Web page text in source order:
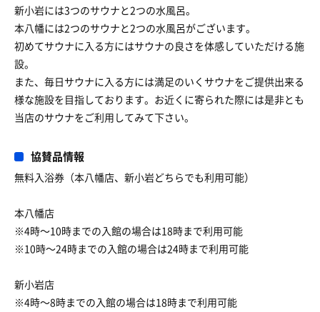
新小岩には3つのサウナと2つの水風呂。
本八幡には2つのサウナと2つの水風呂がございます。
初めてサウナに入る方にはサウナの良さを体感していただける施
設。
また、毎日サウナに入る方には満足のいくサウナをご提供出来る
様な施設を目指しております。お近くに寄られた際には是非とも
当店のサウナをご利用してみて下さい。
協賛品情報
無料入浴券（本八幡店、新小岩どちらでも利用可能）
本八幡店
※4時〜10時までの入館の場合は18時まで利用可能
※10時〜24時までの入館の場合は24時まで利用可能
新小岩店
※4時〜8時までの入館の場合は18時まで利用可能